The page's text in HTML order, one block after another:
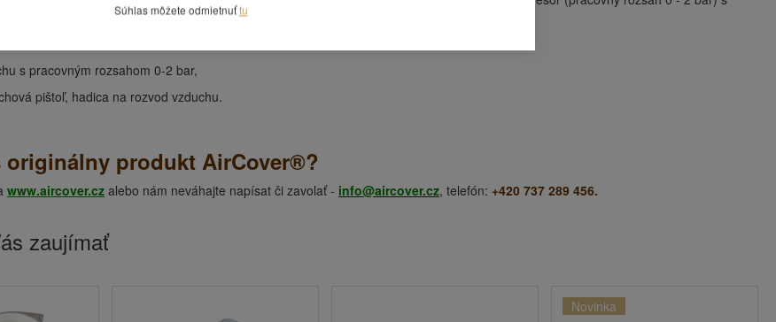
v domácnostiach potom stačí obyčajná pumpička na bicykel.
s pracovným rozsahom 0-2 bar,
pištoľ, hadica na rozvod vzduchu.
originálny produkt AirCover®?
www.aircover.cz alebo nám neváhajte napísat či zavolať - info@aircover.cz, telefón: +420 737 289 456.
zaujímať
Novinka
Súhlas môžete odmietnuťtu